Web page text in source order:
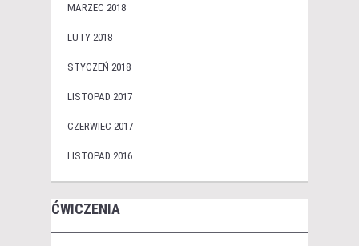
MARZEC 2018
LUTY 2018
STYCZEŃ 2018
LISTOPAD 2017
CZERWIEC 2017
LISTOPAD 2016
ĆWICZENIA